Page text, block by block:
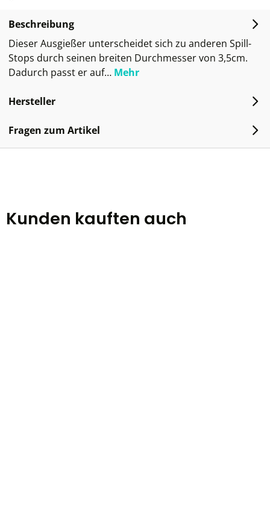
Beschreibung
Dieser Ausgießer unterscheidet sich zu anderen Spill-
Stops durch seinen breiten Durchmesser von 3,5cm.
Dadurch passt er auf… Mehr
Hersteller
Fragen zum Artikel
Kunden kauften auch